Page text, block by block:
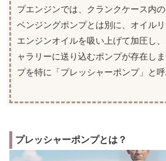
プエンジンでは、クランクケース内
ベンジングポンプとは別に、オイル
エンジンオイルを吸い上げて加圧し
ャラリーに送り込むポンプが存在し
プを特に「プレッシャーポンプ」と呼
プレッシャーポンプとは？